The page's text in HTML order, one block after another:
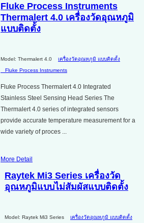
Fluke Process Instruments
Thermalert 4.0 เครื่องวัดอุณหภูมิ
แบบติดตั้ง
Model: Thermalert 4.0
เครื่องวัดอุณหภูมิ แบบติดตั้ง
Fluke Process Instruments
Fluke Process Thermalert 4.0 Integrated
Stainless Steel Sensing Head Series The
Thermalert 4.0 series of integrated sensors
provide accurate temperature measurement for a
wide variety of proces ...
More Detail
Raytek Mi3 Series เครื่องวัด
อุณหภูมิแบบไม่สัมผัสแบบติดตั้ง
Model: Raytek Mi3 Series
เครื่องวัดอุณหภูมิ แบบติดตั้ง